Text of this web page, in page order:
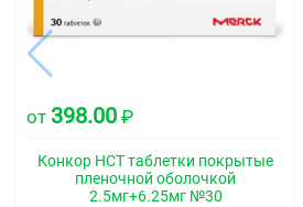
от 398.00 ₽
Конкор НСТ таблетки покрытые
пленочной оболочкой
2.5мг+6.25мг №30